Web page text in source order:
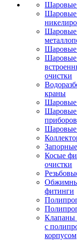
Шаровые
Шаровые
Шаровые
Шаровые
очистки
краны
Шаровые
приборов
Шаровые
Косые
очистки
фитинги
Клапаны
с
корпусом